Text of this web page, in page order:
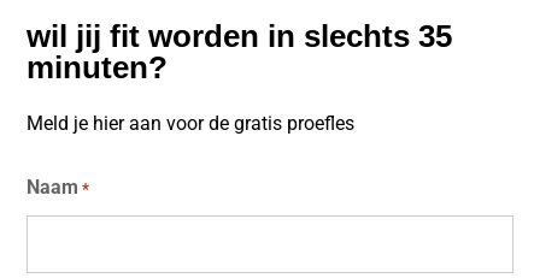
wil jij fit worden in slechts 35
minuten?
Meld je hier aan voor de gratis proefles
Naam *